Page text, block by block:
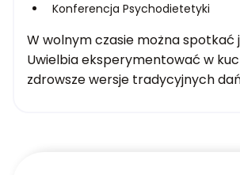
Konferencja Psychodietetyki
W wolnym czasie można spotkać
Uwielbia eksperymentować w
zdrowsze wersje tradycyjnych